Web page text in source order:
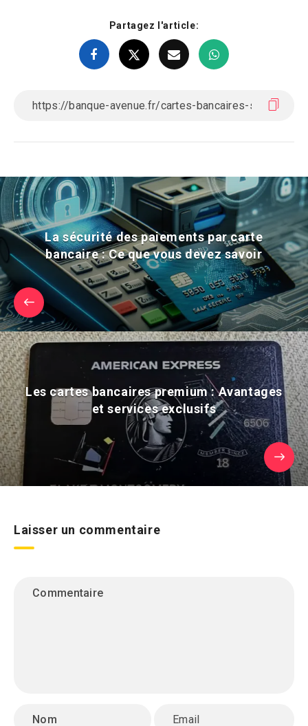
Partagez l'article:
La sécurité des paiements par carte
bancaire : Ce que vous devez savoir
Les cartes bancaires premium : Avantages
et services exclusifs
Laisser un commentaire